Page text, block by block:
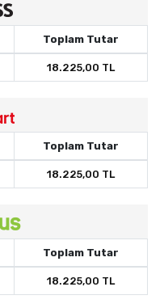
Toplam Tutar
18.225,00 TL
Toplam Tutar
18.225,00 TL
Toplam Tutar
18.225,00 TL